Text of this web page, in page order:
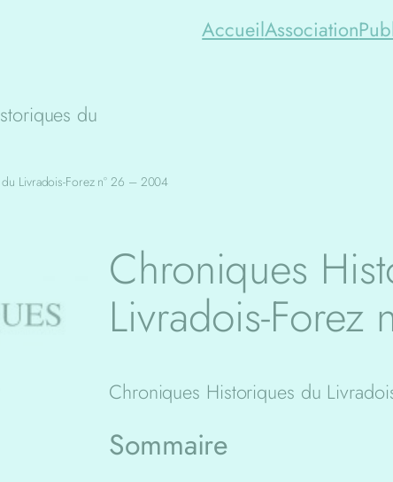
du
AccueilAssociation
Livradois-Forez n° 26 – 2004
Chroniques
Livradois-
Chroniques Historiques du
Sommaire